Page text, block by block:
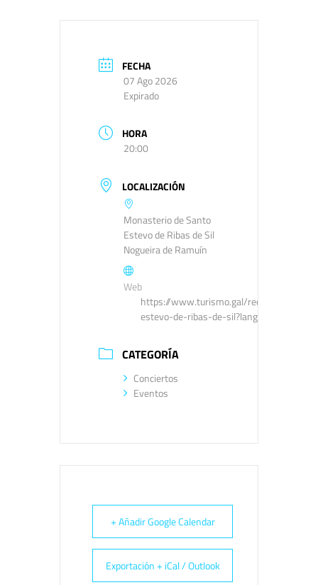
FECHA
07 Ago 2026
Expirado
HORA
20:00
LOCALIZACIÓN
Monasterio de Santo
Estevo de Ribas de Sil
Nogueira de Ramuín
Web
https://www.turismo.gal/recurso/-/
estevo-de-ribas-de-
CATEGORÍA
Conciertos
Eventos
+ Añadir Google Calendar
Exportación + iCal / Outlook